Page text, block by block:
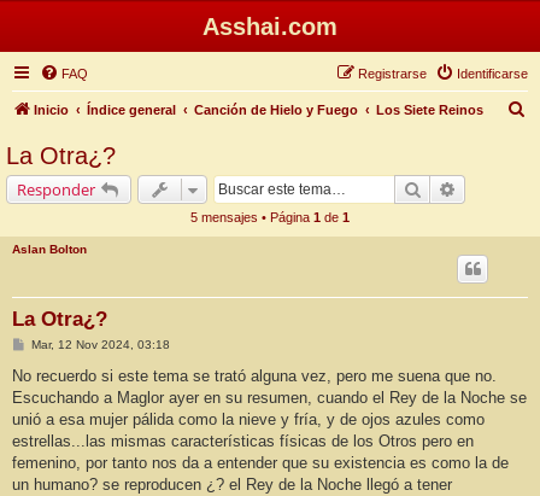
Asshai.com
FAQ Identificarse
Registrarse
Inicio Índice general Canción de Hielo y Fuego Los Siete Reinos
La Otra¿?
Responder Buscar
5 mensajes • Página 1 de 1
Aslan Bolton
La Otra¿?
M
n
a
j
Mar, 12 Nov 2024, 03:18
No recuerdo si este tema se trató alguna vez, pero me suena que no.
Escuchando a Maglor ayer en su resumen, cuando el Rey de la Noche se
unió a esa mujer pálida como la nieve y fría, y de ojos azules como
estrellas...las mismas características físicas de los Otros pero en
femenino, por tanto nos da a entender que su existencia es como la de
un humano? se reproducen ¿? el Rey de la Noche llegó a tener